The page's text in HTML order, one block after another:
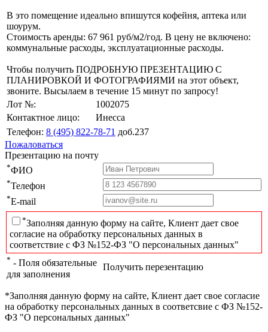
В это помещение идеально впишутся кофейня, аптека или
шоурум.
Стоимость аренды: 67 961 руб/м2/год. В цену не включено:
коммунальные расходы, эксплуатационные расходы.
Чтобы получить ПОДРОБНУЮ ПРЕЗЕНТАЦИЮ С
ПЛАНИРОВКОЙ И ФОТОГРАФИЯМИ на этот объект,
звоните. Высылаем в течение 15 минут по запросу!
Лот №:
1002075
Контактное лицо:
Инесса
Телефон: 8 (495) 822-78-71 доб.237
Пожаловаться
Презентацию на почту
*ФИО
*Телефон
*E-mail
*Заполняя данную форму на сайте, Клиент дает свое
согласие на обработку персональных данных в
соответствие с ФЗ №152-ФЗ "О персональных данных"
* - Поля обязательные
для заполнения
Получить перезентацию
*Заполняя данную форму на сайте, Клиент дает свое согласие
на обработку персональных данных в соответсвие с ФЗ №152-
ФЗ "О персональных данных"